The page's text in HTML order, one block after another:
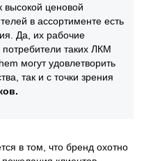
высокой ценовой
в ассортименте есть
Да, их рабочие
таких ЛКМ
могут удовлетворить
так и с точки зрения
в том, что бренд охотно